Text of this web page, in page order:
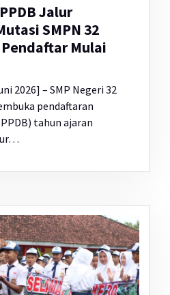
Jalur
SMPN 32
Mulai
2026] – SMP Negeri 32
pendaftaran
tahun ajaran